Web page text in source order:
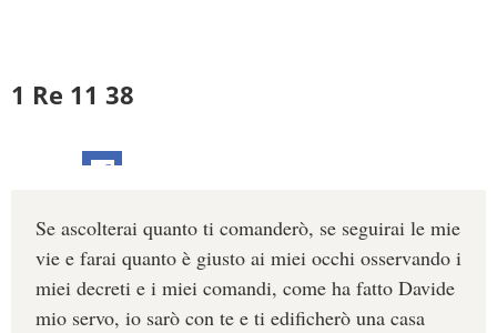
1 Re 11 38
Se ascolterai quanto ti comanderò, se seguirai le mie
vie e farai quanto è giusto ai miei occhi osservando i
miei decreti e i miei comandi, come ha fatto Davide
mio servo, io sarò con te e ti edificherò una casa